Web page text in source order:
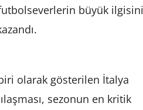
büyük ilgisini
olarak gösterilen İtalya
sezonun en kritik